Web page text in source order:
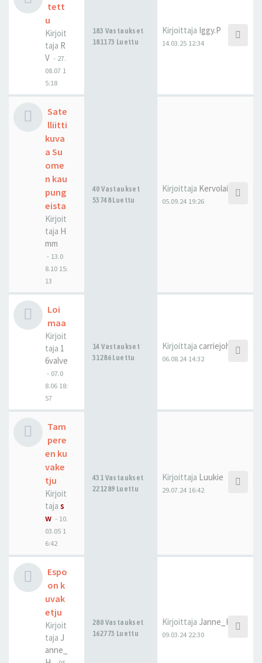
tett
u
Kirjoit
taja R
V - 27.
08.07 1
5:18
183 Vastaukset
181173 Luettu
Kirjoittaja Iggy.P
14.03.25 12:34
Sate
lliitti
kuva
a Su
ome
n kau
pung
eista
Kirjoit
taja H
mm
- 13.0
8.10 15:
13
40 Vastaukset
53748 Luettu
Kirjoittaja Kervolainen
05.09.24 19:26
Loi
maa
Kirjoit
taja 1
6valve
- 07.0
8.06 18:
57
14 Vastaukset
31286 Luettu
Kirjoittaja carriejohnson
06.08.24 14:32
Tam
pere
en ku
vake
tju
Kirjoit
taja s
w - 10.
03.05 1
6:42
431 Vastaukset
221289 Luettu
Kirjoittaja Luukie
29.07.24 16:42
Espo
on k
uvak
etju
Kirjoit
taja J
anne_
280 Vastaukset
162773 Luettu
Kirjoittaja Janne_H
09.03.24 22:30